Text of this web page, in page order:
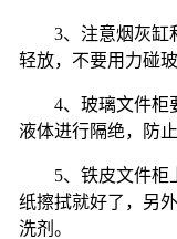
3、注意烟灰缸
轻放，不要用力碰玻
4、玻璃文件柜
液体进行隔绝，防
5、铁皮文件柜
纸擦拭就好了，另
洗剂。